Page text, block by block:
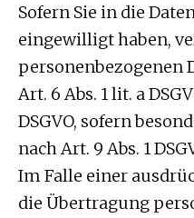
Sofern Sie in die
eingewilligt haben,
personenbezogenen
Art. 6 Abs. 1 lit. a
DSGVO, sofern
nach Art. 9 Abs. 1
Im Falle einer
die Übertragung